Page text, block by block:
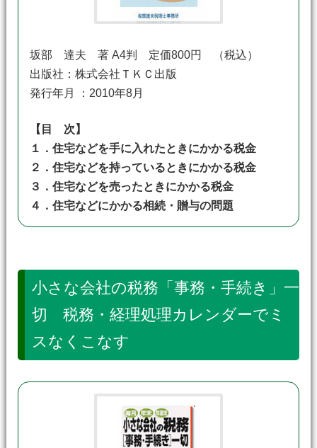
坂部 達夫 著 A4判 定価800円 （税込）
出版社：株式会社ＴＫＣ出版
発行年月 ：2010年8月
【目 次】
１．住宅などを手に入れたときにかかる税金
２．住宅などを持っているときにかかる税金
３．住宅などを売ったときにかかる税金
４．住宅などにかかる相続・贈与の問題
小さな会社の税務「事務・手続き」一
切 税務・経理処理カレンダーでミ
スなくこなす